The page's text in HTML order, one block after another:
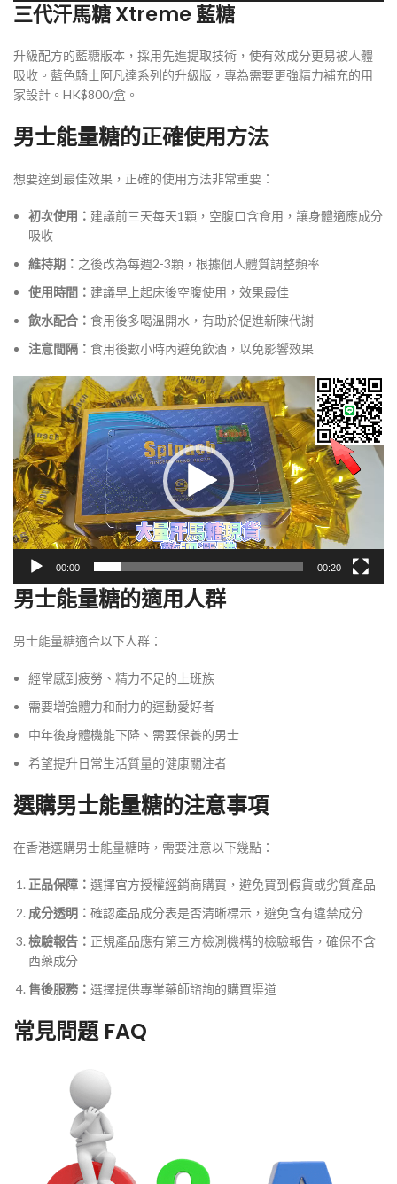
三代汗馬糖 Xtreme 藍糖
升級配方的藍糖版本，採用先進提取技術，使有效成分更易被人體
吸收。藍色騎士阿凡達系列的升級版，專為需要更強精力補充的用
家設計。HK$800/盒。
男士能量糖的正確使用方法
想要達到最佳效果，正確的使用方法非常重要：
初次使用： 建議前三天每天1顆，空腹口含食用，讓身體適應成分
吸收
維持期： 之後改為每週2-3顆，根據個人體質調整頻率
使用時間： 建議早上起床後空腹使用，效果最佳
飲水配合： 食用後多喝溫開水，有助於促進新陳代謝
注意間隔： 食用後數小時內避免飲酒，以免影響效果
播
放
器
00:00 00:20
男士能量糖的適用人群
男士能量糖適合以下人群：
經常感到疲勞、精力不足的上班族
需要增強體力和耐力的運動愛好者
中年後身體機能下降、需要保養的男士
希望提升日常生活質量的健康關注者
選購男士能量糖的注意事項
在香港選購男士能量糖時，需要注意以下幾點：
正品保障： 選擇官方授權經銷商購買，避免買到假貨或劣質產品
成分透明： 確認產品成分表是否清晰標示，避免含有違禁成分
檢驗報告： 正規產品應有第三方檢測機構的檢驗報告，確保不含
西藥成分
售後服務： 選擇提供專業藥師諮詢的購買渠道
常見問題 FAQ